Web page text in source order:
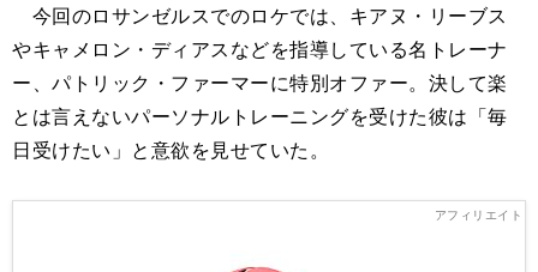
今回のロサンゼルスでのロケでは、キアヌ・リーブス
やキャメロン・ディアスなどを指導している名トレーナ
ー、パトリック・ファーマーに特別オファー。決して楽
とは言えないパーソナルトレーニングを受けた彼は「毎
日受けたい」と意欲を見せていた。